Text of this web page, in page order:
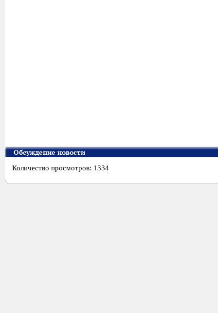
Обсуждение новости
Количество просмотров: 1334